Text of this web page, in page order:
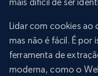
Lidar com cookies
mas não é fácil. É por
ferramenta de
moderna, como o